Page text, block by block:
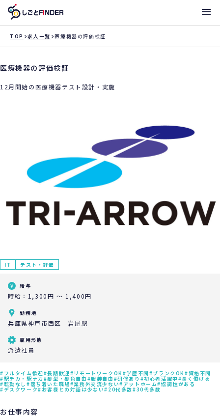
メニ
働き方・サポート体制一覧
TOP 求人一覧 医療機器の評価検証
医療機器の評価検証
12月開始の医療機器テスト設計・実施
IT テスト・評価
給与
時給：1,300円 ～ 1,400円
勤務地
兵庫県神戸市西区 岩屋駅
雇用形態
派遣社員
フルタイム歓迎 長期歓迎 リモートワークOK 学歴不問 ブランクOK 資格不問
駅チカ・駅ナカ 髪型・髪色自由 服装自由 研修あり 初心者活躍中 長く働ける
転勤なし 落ち着いた職場 業務外交流少ない アットホーム 協調性がある
デスクワーク お客様との対話は少ない 20代多数 30代多数
お仕事内容